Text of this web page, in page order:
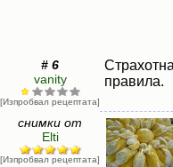
# 6
vanity
[Изпробвал рецептата]
правила.
снимки от
Elti
[Изпробвал рецептата]